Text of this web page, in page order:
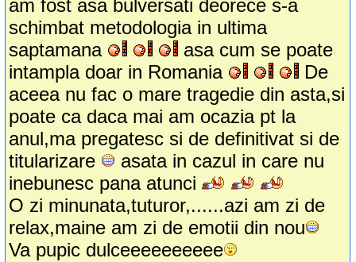
am fost asa bulversati deorece s-a
schimbat metodologia in ultima
saptamana
asa cum se poate
intampla doar in Romania
De
aceea nu fac o mare tragedie din asta,si
poate ca daca mai am ocazia pt la
anul,ma pregatesc si de definitivat si de
titularizare
asata in cazul in care nu
inebunesc pana atunci
O zi minunata,tuturor,......azi am zi de
relax,maine am zi de emotii din nou
Va pupic dulceeeeeeeeee